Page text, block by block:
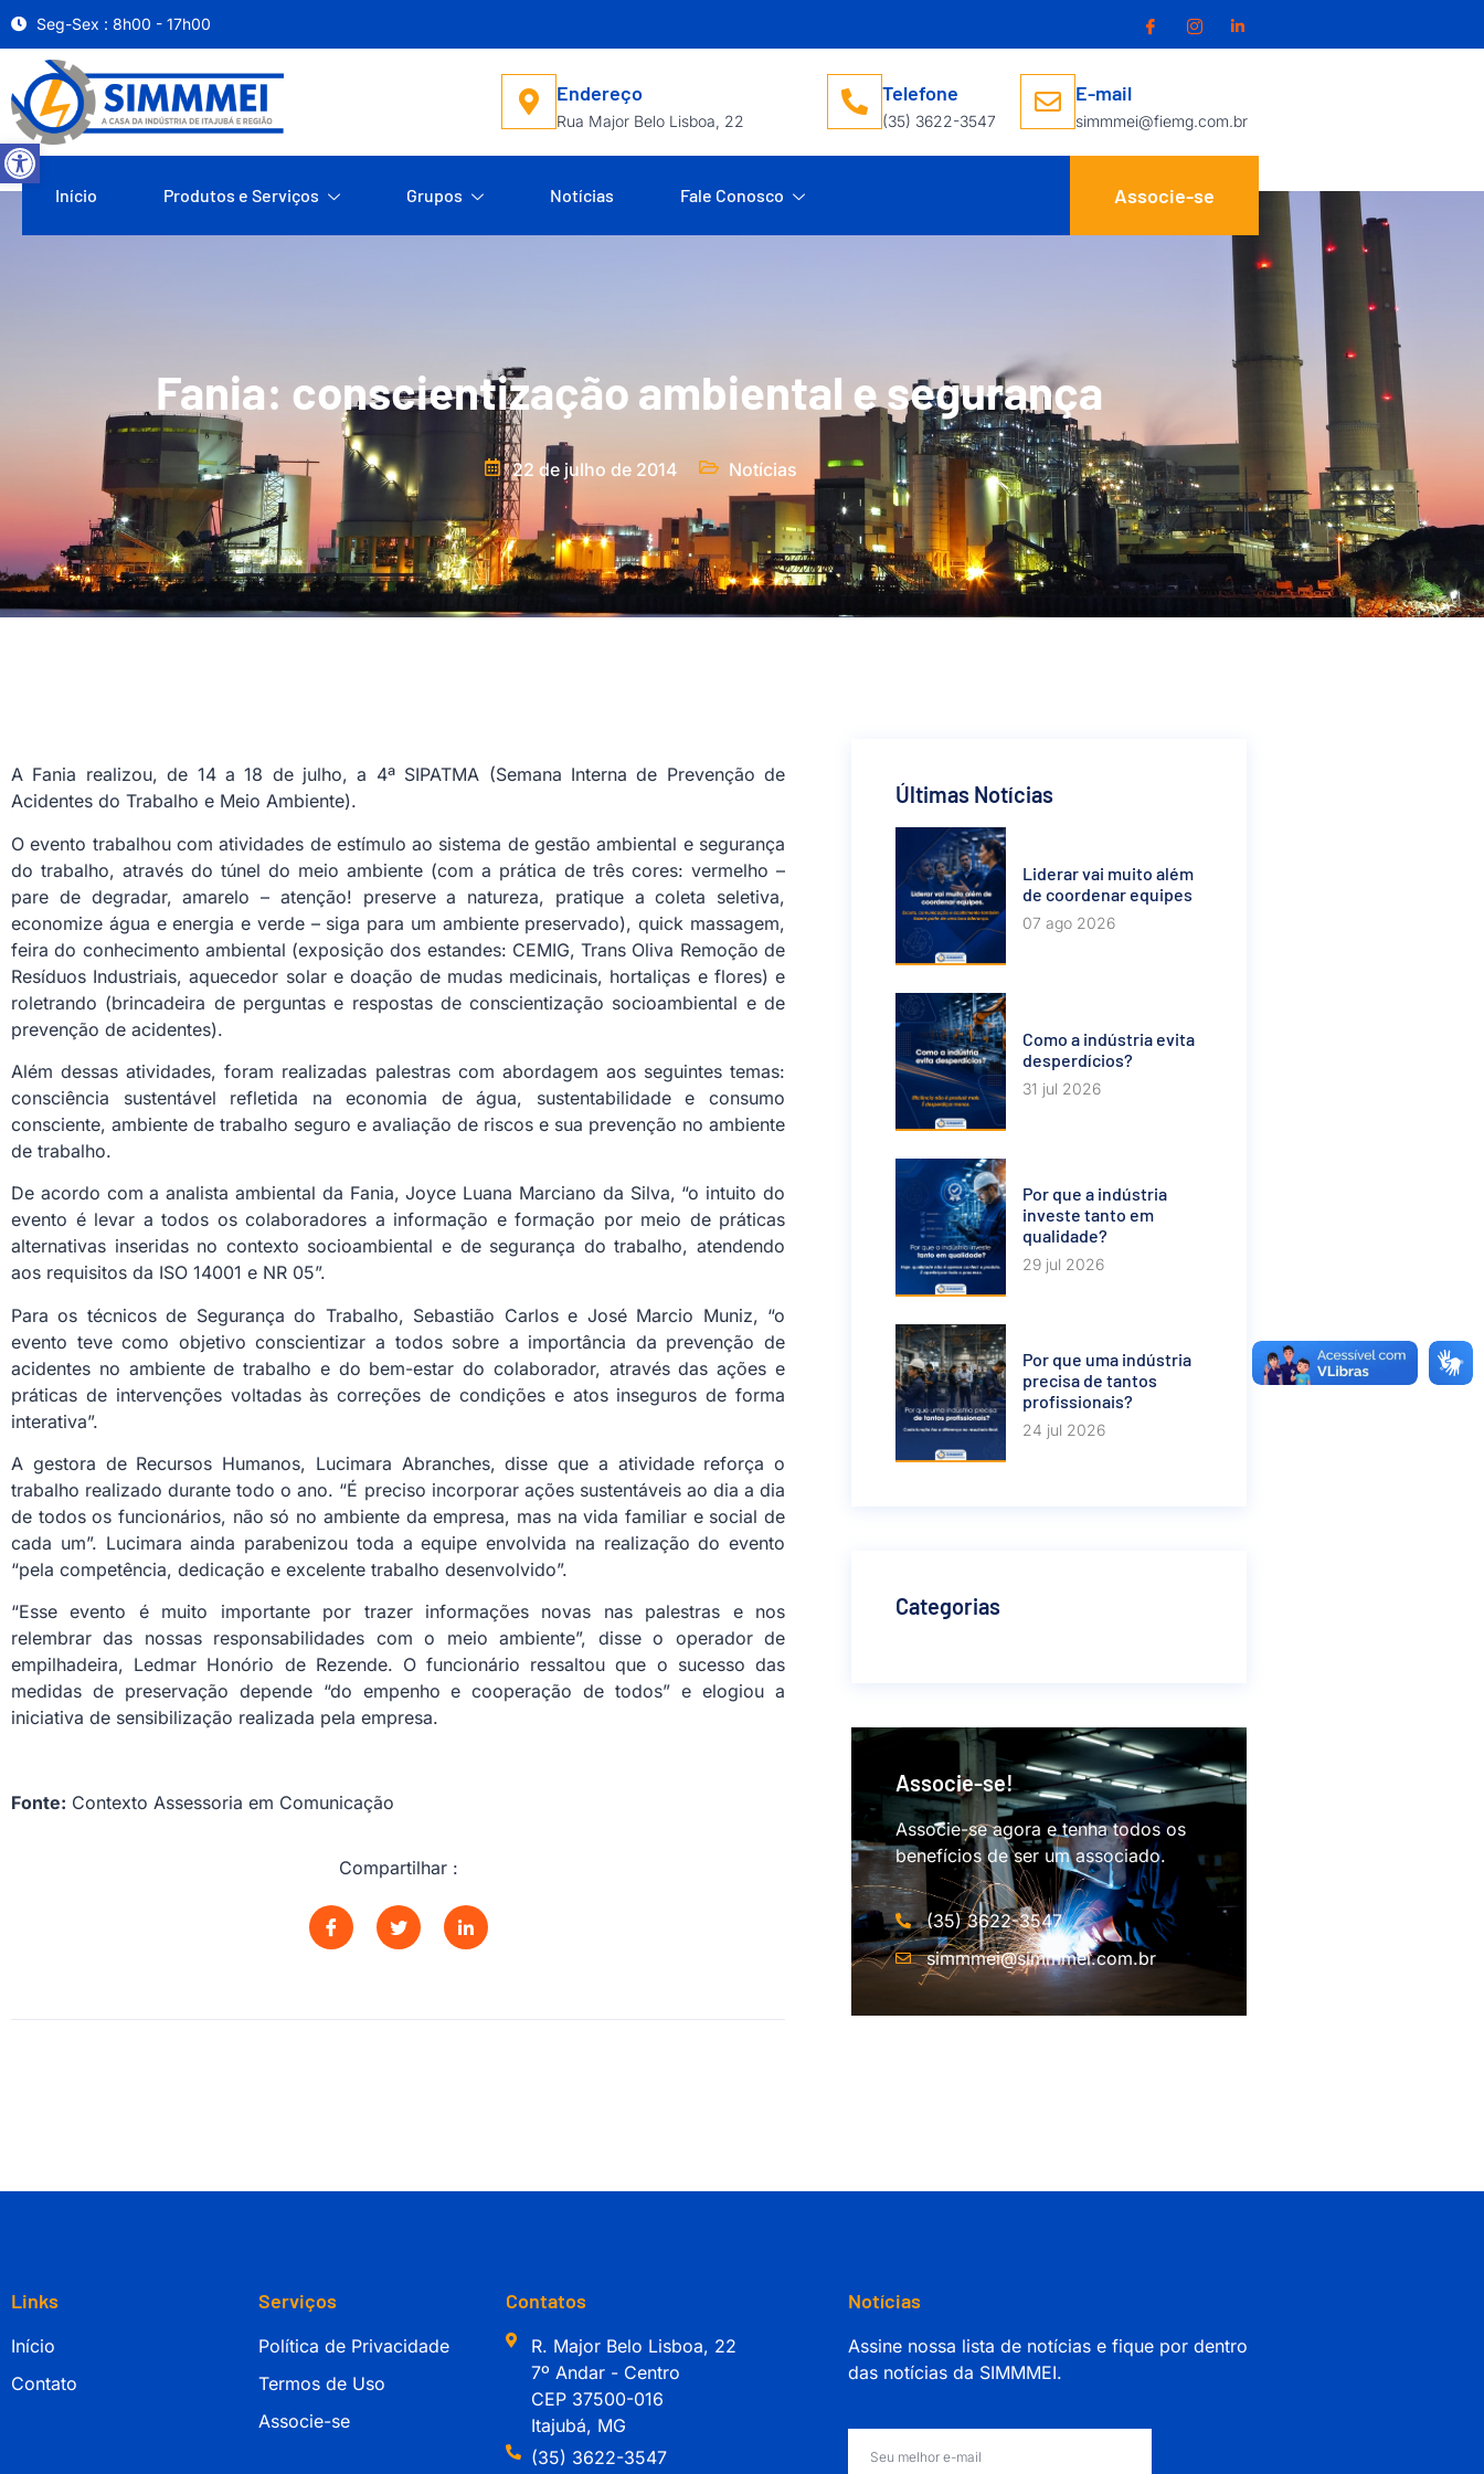
Abrir a barra de ferramentas
Seg-Sex : 8h00 - 17h00
Endereço
Rua Major Belo Lisboa, 22
Telefone
(35) 3622-3547
E-mail
simmmei@fiemg.com.br
Início Produtos e Serviços Grupos Notícias Fale Conosco Associe-se
Fania: conscientização ambiental e segurança
22 de julho de 2014 Notícias
A Fania realizou, de 14 a 18 de julho, a 4ª SIPATMA (Semana Interna de Prevenção de
Acidentes do Trabalho e Meio Ambiente).
O evento trabalhou com atividades de estímulo ao sistema de gestão ambiental e segurança
do trabalho, através do túnel do meio ambiente (com a prática de três cores: vermelho –
pare de degradar, amarelo – atenção! preserve a natureza, pratique a coleta seletiva,
economize água e energia e verde – siga para um ambiente preservado), quick massagem,
feira do conhecimento ambiental (exposição dos estandes: CEMIG, Trans Oliva Remoção de
Resíduos Industriais, aquecedor solar e doação de mudas medicinais, hortaliças e flores) e
roletrando (brincadeira de perguntas e respostas de conscientização socioambiental e de
prevenção de acidentes).
Além dessas atividades, foram realizadas palestras com abordagem aos seguintes temas:
consciência sustentável refletida na economia de água, sustentabilidade e consumo
consciente, ambiente de trabalho seguro e avaliação de riscos e sua prevenção no ambiente
de trabalho.
De acordo com a analista ambiental da Fania, Joyce Luana Marciano da Silva, “o intuito do
evento é levar a todos os colaboradores a informação e formação por meio de práticas
alternativas inseridas no contexto socioambiental e de segurança do trabalho, atendendo
aos requisitos da ISO 14001 e NR 05”.
Para os técnicos de Segurança do Trabalho, Sebastião Carlos e José Marcio Muniz, “o
evento teve como objetivo conscientizar a todos sobre a importância da prevenção de
acidentes no ambiente de trabalho e do bem-estar do colaborador, através das ações e
práticas de intervenções voltadas às correções de condições e atos inseguros de forma
interativa”.
A gestora de Recursos Humanos, Lucimara Abranches, disse que a atividade reforça o
trabalho realizado durante todo o ano. “É preciso incorporar ações sustentáveis ao dia a dia
de todos os funcionários, não só no ambiente da empresa, mas na vida familiar e social de
cada um”. Lucimara ainda parabenizou toda a equipe envolvida na realização do evento
“pela competência, dedicação e excelente trabalho desenvolvido”.
“Esse evento é muito importante por trazer informações novas nas palestras e nos
relembrar das nossas responsabilidades com o meio ambiente”, disse o operador de
empilhadeira, Ledmar Honório de Rezende. O funcionário ressaltou que o sucesso das
medidas de preservação depende “do empenho e cooperação de todos” e elogiou a
iniciativa de sensibilização realizada pela empresa.
Fonte: Contexto Assessoria em Comunicação
Compartilhar :
Últimas Notícias
Liderar vai muito além
de coordenar equipes
07 ago 2026
Como a indústria evita
desperdícios?
31 jul 2026
Por que a indústria
investe tanto em
qualidade?
29 jul 2026
Por que uma indústria
precisa de tantos
profissionais?
24 jul 2026
Categorias
Associe-se!
Associe-se agora e tenha todos os
benefícios de ser um associado.
(35) 3622-3547
simmmei@simmmei.com.br
Links
Início
Contato
Serviços
Política de Privacidade
Termos de Uso
Associe-se
Contatos
R. Major Belo Lisboa, 22
7º Andar - Centro
CEP 37500-016
Itajubá, MG
(35) 3622-3547
Notícias
Assine nossa lista de notícias e fique por dentro
das notícias da SIMMMEI.